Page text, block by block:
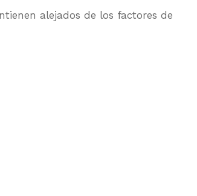
alejados de los factores de